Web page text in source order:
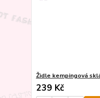
Židle kempingová
239 Kč